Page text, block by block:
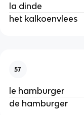
la dinde
het kalkoenvlees
57
le hamburger
de hamburger